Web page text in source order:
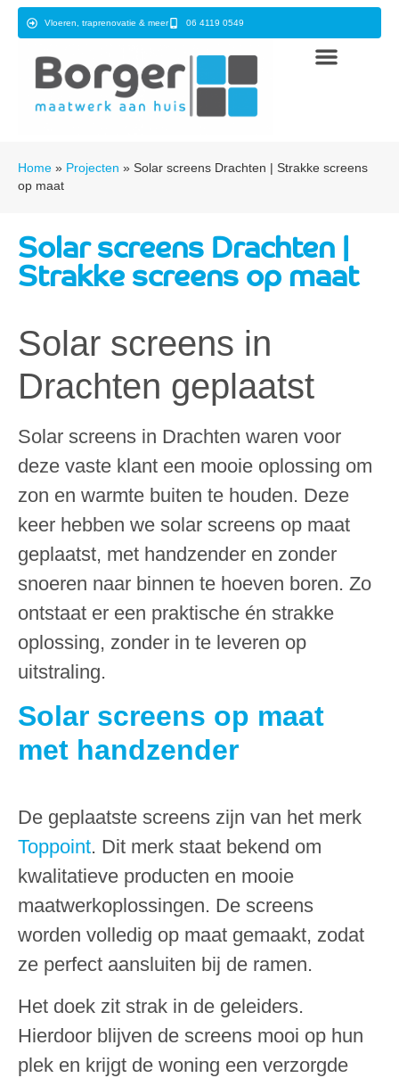
Vloeren, traprenovatie & meer 06 4119 0549
Home » Projecten » Solar screens Drachten | Strakke screens
op maat
Solar screens Drachten |
Strakke screens op maat
Solar screens in
Drachten geplaatst
Solar screens in Drachten waren voor
deze vaste klant een mooie oplossing om
zon en warmte buiten te houden. Deze
keer hebben we solar screens op maat
geplaatst, met handzender en zonder
snoeren naar binnen te hoeven boren. Zo
ontstaat er een praktische én strakke
oplossing, zonder in te leveren op
uitstraling.
Solar screens op maat
met handzender
De geplaatste screens zijn van het merk
Toppoint. Dit merk staat bekend om
kwalitatieve producten en mooie
maatwerkoplossingen. De screens
worden volledig op maat gemaakt, zodat
ze perfect aansluiten bij de ramen.
Het doek zit strak in de geleiders.
Hierdoor blijven de screens mooi op hun
plek en krijgt de woning een verzorgde